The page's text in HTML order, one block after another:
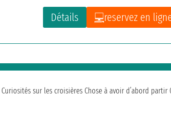
Détails reservez en
Curiosités sur les croisières Chose à avoir d’abord partir